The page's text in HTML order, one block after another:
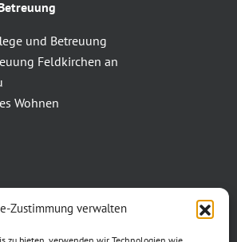
Zustimmung verwalten
und Betreuung
Feldkirchen an
Wohnen